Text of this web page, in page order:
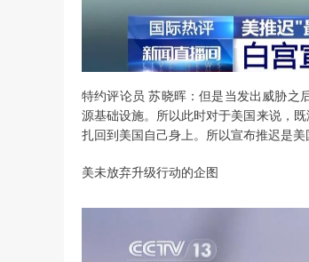
特约评论员 苏晓晖：但是当发出威胁之
源基础设施。所以此时对于美国来说，
扎回到美国自己身上。所以宣布推迟是美
美未放弃升级行动的企图